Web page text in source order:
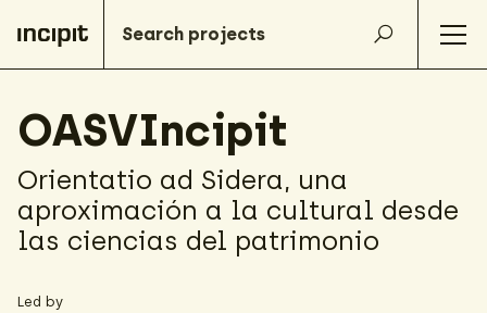
OASVIncipit
Orientatio ad Sidera, una
aproximación a la cultural desde
las ciencias del patrimonio
Led by